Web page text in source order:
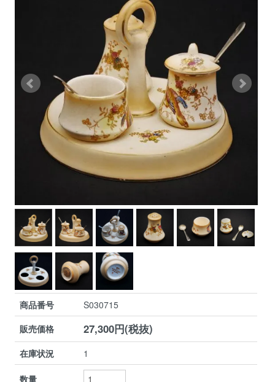
商品番号
S030715
販売価格
27,300円(税抜)
在庫状況 1
数量